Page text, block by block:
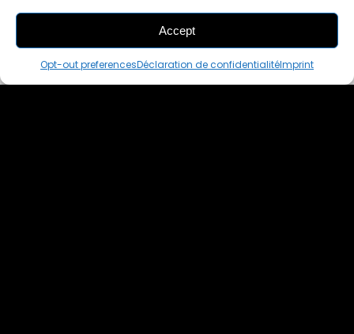
Accept
Opt-out preferencesDéclaration de confidentialitéImprint
THIS PAIR IS
ALREADY SOLD OUT